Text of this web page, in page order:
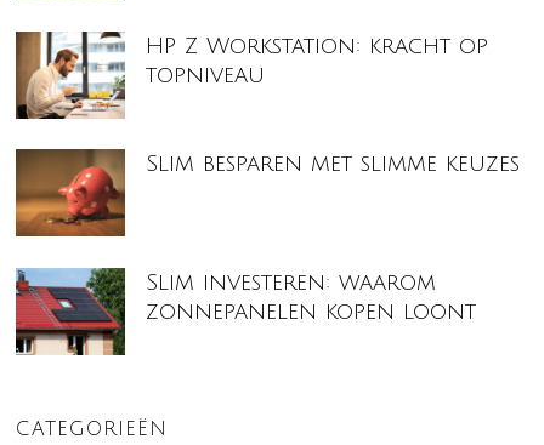
HP Z Workstation: kracht op
topniveau
Slim besparen met slimme keuzes
Slim investeren: waarom
zonnepanelen kopen loont
CATEGORIEËN